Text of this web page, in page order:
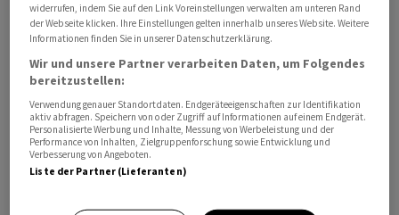
G H I J K L
M N O P Q R
S T U V W
widerrufen, indem Sie auf den Link Voreinstellungen verwalten am unteren Rand
der Webseite klicken. Ihre Einstellungen gelten innerhalb unseres Website. Weitere
Informationen finden Sie in unserer Datenschutzerklärung.
Wir und unsere Partner verarbeiten Daten, um Folgendes
bereitzustellen:
Verwendung genauer Standortdaten. Endgeräteeigenschaften zur Identifikation
aktiv abfragen. Speichern von oder Zugriff auf Informationen auf einem Endgerät.
Personalisierte Werbung und Inhalte, Messung von Werbeleistung und der
Performance von Inhalten, Zielgruppenforschung sowie Entwicklung und
Verbesserung von Angeboten.
Liste der Partner (Lieferanten)